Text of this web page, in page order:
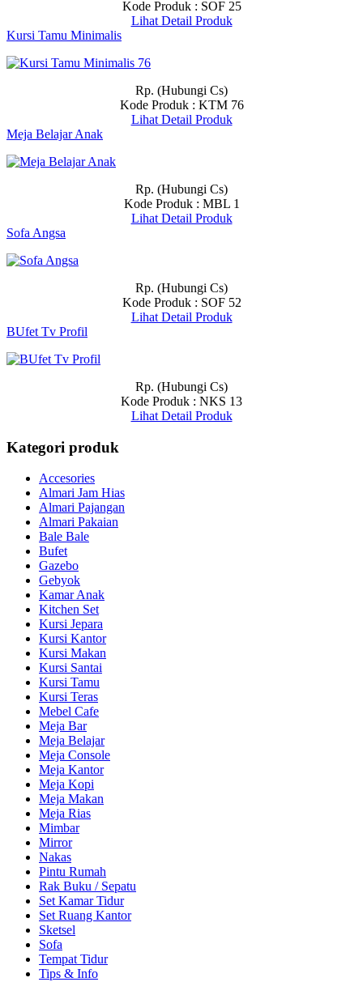
Kode Produk : SOF 25
Lihat Detail Produk
Kursi Tamu Minimalis
Rp. (Hubungi Cs)
Kode Produk : KTM 76
Lihat Detail Produk
Meja Belajar Anak
Rp. (Hubungi Cs)
Kode Produk : MBL 1
Lihat Detail Produk
Sofa Angsa
Rp. (Hubungi Cs)
Kode Produk : SOF 52
Lihat Detail Produk
BUfet Tv Profil
Rp. (Hubungi Cs)
Kode Produk : NKS 13
Lihat Detail Produk
Kategori produk
Accesories
Almari Jam Hias
Almari Pajangan
Almari Pakaian
Bale Bale
Bufet
Gazebo
Gebyok
Kamar Anak
Kitchen Set
Kursi Jepara
Kursi Kantor
Kursi Makan
Kursi Santai
Kursi Tamu
Kursi Teras
Mebel Cafe
Meja Bar
Meja Belajar
Meja Console
Meja Kantor
Meja Kopi
Meja Makan
Meja Rias
Mimbar
Mirror
Nakas
Pintu Rumah
Rak Buku / Sepatu
Set Kamar Tidur
Set Ruang Kantor
Sketsel
Sofa
Tempat Tidur
Tips & Info